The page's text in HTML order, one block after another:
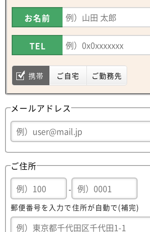
お名前
TEL
携帯 ご自宅 ご勤務先
メールアドレス
ご住所
-
郵便番号を入力で住所が自動で(補完)